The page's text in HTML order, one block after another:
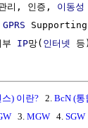
리, 인증,
이동성
GPRS Supporting
부 IP망( 인터넷 등
) 이란? 2. BcN (통
3. MGW 4. SGW